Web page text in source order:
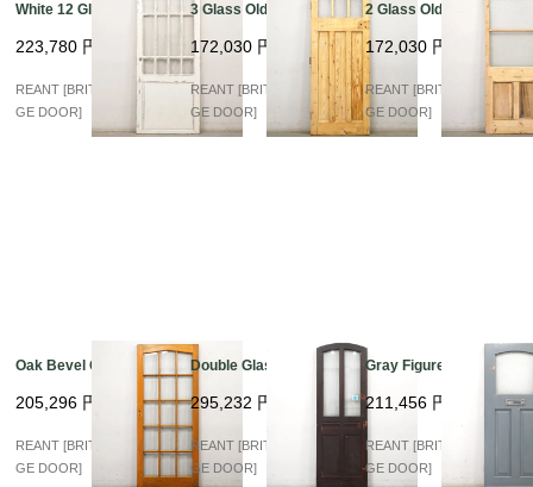
White 12 Glass
223,780 円
REANT [BRITISH VINTA
GE DOOR]
3 Glass Old Pine
172,030 円
REANT [BRITISH VINTA
GE DOOR]
2 Glass Old Pine
172,030 円
REANT [BRITISH VINTA
GE DOOR]
Oak Bevel Glass
205,296 円
REANT [BRITISH VINTA
GE DOOR]
Double Glass Arch
295,232 円
REANT [BRITISH VINTA
GE DOOR]
Gray Figured Glass
211,456 円
REANT [BRITISH VINTA
GE DOOR]